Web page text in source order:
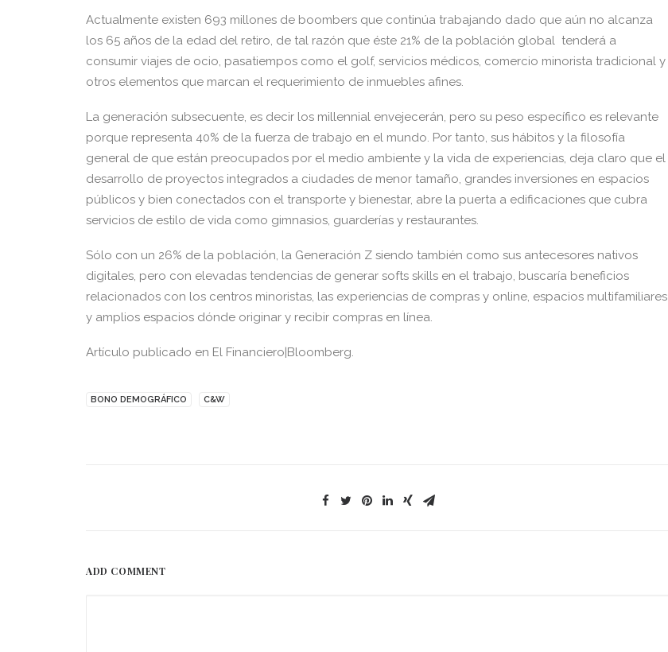
Actualmente existen 693 millones de boombers que continúa trabajando dado que aún no alcanza
los 65 años de la edad del retiro, de tal razón que éste 21% de la población global tenderá a
consumir viajes de ocio, pasatiempos como el golf, servicios médicos, comercio minorista tradicional y
otros elementos que marcan el requerimiento de inmuebles afines.
La generación subsecuente, es decir los millennial envejecerán, pero su peso específico es relevante
porque representa 40% de la fuerza de trabajo en el mundo. Por tanto, sus hábitos y la filosofía
general de que están preocupados por el medio ambiente y la vida de experiencias, deja claro que el
desarrollo de proyectos integrados a ciudades de menor tamaño, grandes inversiones en espacios
públicos y bien conectados con el transporte y bienestar, abre la puerta a edificaciones que cubra
servicios de estilo de vida como gimnasios, guarderías y restaurantes.
Sólo con un 26% de la población, la Generación Z siendo también como sus antecesores nativos
digitales, pero con elevadas tendencias de generar softs skills en el trabajo, buscaría beneficios
relacionados con los centros minoristas, las experiencias de compras y online, espacios multifamiliares
y amplios espacios dónde originar y recibir compras en línea.
Artículo publicado en El Financiero|Bloomberg.
BONO DEMOGRÁFICO C&W
ADD COMMENT